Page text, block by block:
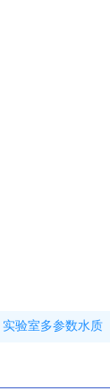
实验室多参数水质